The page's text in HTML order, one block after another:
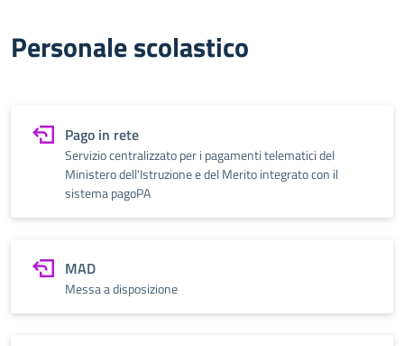
Personale scolastico
Pago in rete
Servizio centralizzato per i pagamenti telematici del
Ministero dell'Istruzione e del Merito integrato con il
sistema pagoPA
MAD
Messa a disposizione